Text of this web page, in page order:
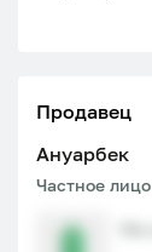
Продавец
Ануарбек
Частное лицо